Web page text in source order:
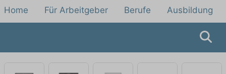
Home Für Arbeitgeber Berufe Ausbildung